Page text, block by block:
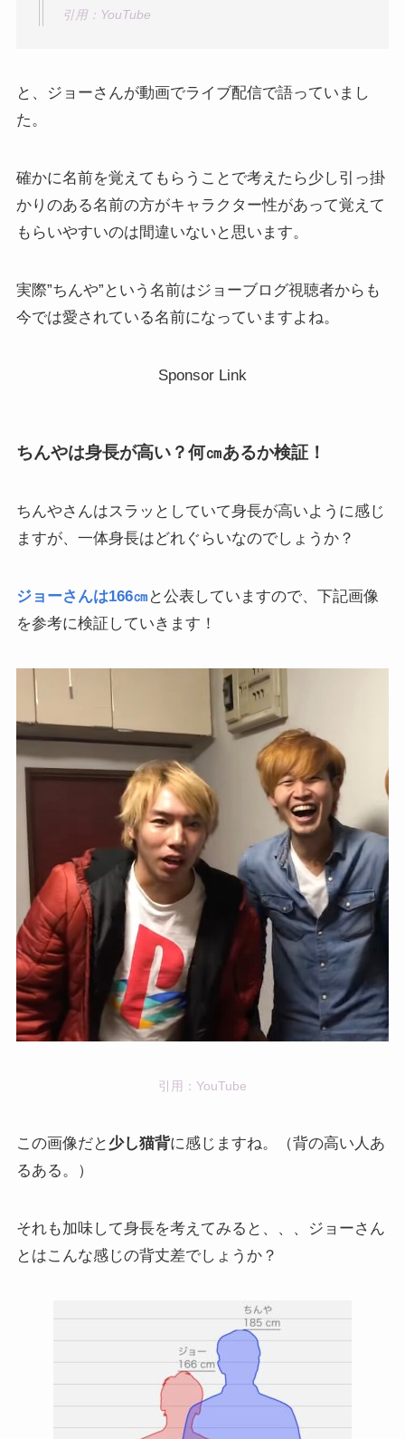
引用：YouTube
と、ジョーさんが動画でライブ配信で語っていまし
た。
確かに名前を覚えてもらうことで考えたら少し引っ掛
かりのある名前の方がキャラクター性があって覚えて
もらいやすいのは間違いないと思います。
実際”ちんや”という名前はジョーブログ視聴者からも
今では愛されている名前になっていますよね。
Sponsor Link
ちんやは身長が高い？何㎝あるか検証！
ちんやさんはスラッとしていて身長が高いように感じ
ますが、一体身長はどれぐらいなのでしょうか？
ジョーさんは166㎝ と公表していますので、下記画像
を参考に検証していきます！
引用：YouTube
この画像だと 少し猫背に感じますね。（背の高い人あ
るある。）
それも加味して身長を考えてみると、、、ジョーさん
とはこんな感じの背丈差でしょうか？